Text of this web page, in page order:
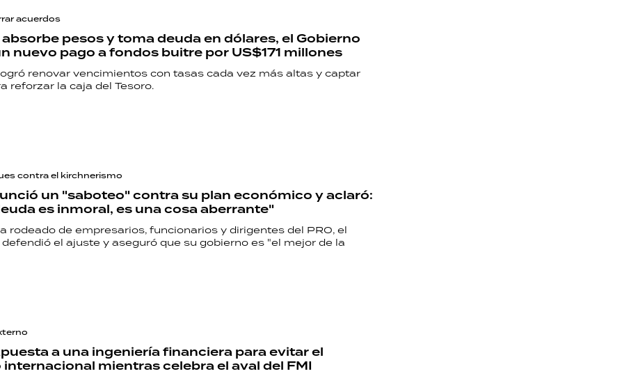
acuerdos
pesos y toma deuda en dólares, el Gobierno
nuevo pago a fondos buitre por US$171 millones
renovar vencimientos con tasas cada vez más altas y captar
reforzar la caja del Tesoro.
contra el kirchnerismo
un "saboteo" contra su plan económico y aclaró:
es inmoral, es una cosa aberrante"
rodeado de empresarios, funcionarios y dirigentes del PRO, el
el ajuste y aseguró que su gobierno es "el mejor de la
a una ingeniería financiera para evitar el
mientras celebra el aval del FMI